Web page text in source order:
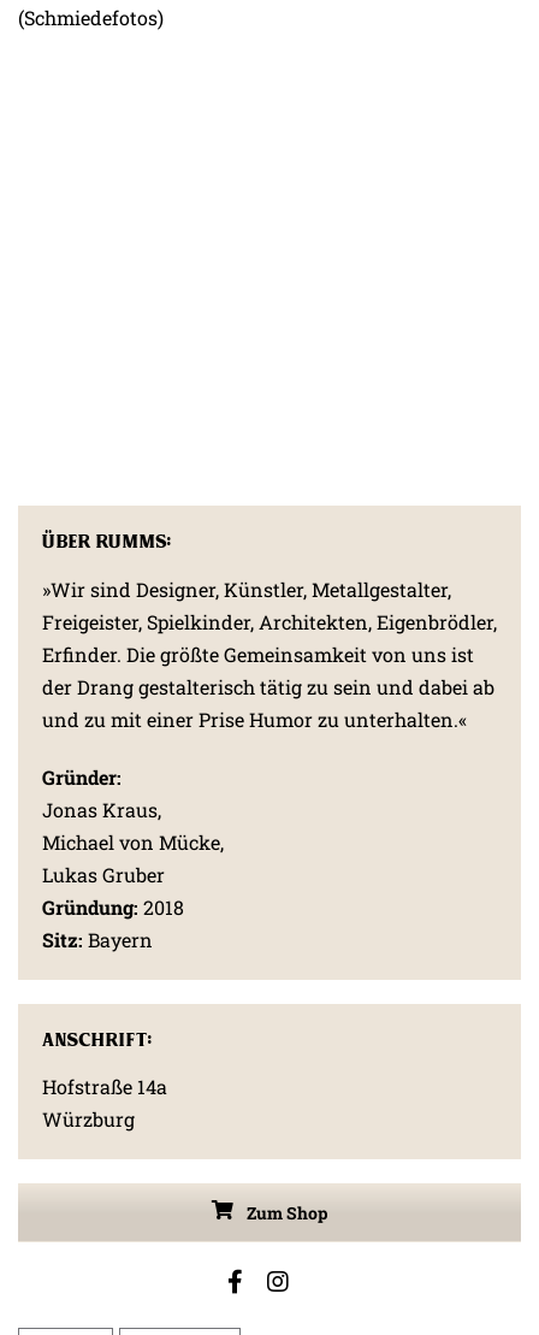
(Schmiedefotos)
Über RUMMS:
»Wir sind Designer, Künstler, Metallgestalter,
Freigeister, Spielkinder, Architekten, Eigenbrödler,
Erfinder. Die größte Gemeinsamkeit von uns ist
der Drang gestalterisch tätig zu sein und dabei ab
und zu mit einer Prise Humor zu unterhalten.«
Gründer:
Jonas Kraus,
Michael von Mücke,
Lukas Gruber
Gründung: 2018
Sitz: Bayern
Anschrift:
Hofstraße 14a
Würzburg
Zum Shop